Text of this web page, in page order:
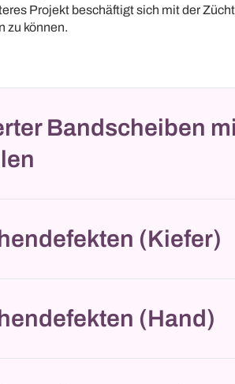
Projekt beschäftigt sich mit der
zu können.
Bandscheiben
(Kiefer)
(Hand)